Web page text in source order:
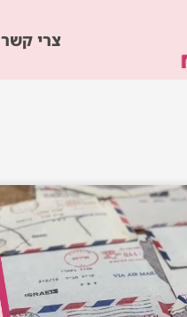
צרי קשר